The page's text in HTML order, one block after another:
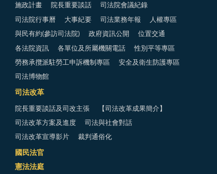
施政計畫 院長重要談話 司法院會議紀錄
司法院行事曆 大事紀要 司法業務年報 人權專區
與民有約(參訪司法院) 政府資訊公開 位置交通
各法院資訊 各單位及所屬機關電話 性別平等專區
勞務承攬派駐勞工申訴機制專區 安全及衛生防護專區
司法博物館
司法改革
院長重要談話及司改主張 【司法改革成果簡介】
司法改革方案及進度 司法與社會對話
司法改革宣導影片 裁判通俗化
國民法官
憲法法庭